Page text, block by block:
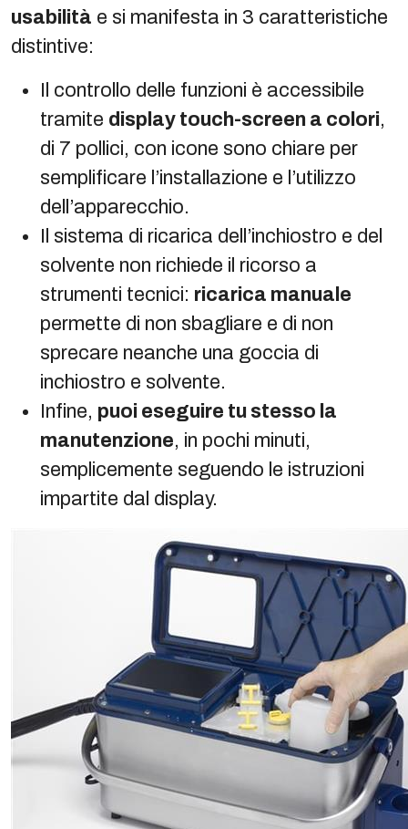
usabilità e si manifesta in 3 caratteristiche
distintive:
Il controllo delle funzioni è accessibile
tramite display touch-screen a colori,
di 7 pollici, con icone sono chiare per
semplificare l’installazione e l’utilizzo
dell’apparecchio.
Il sistema di ricarica dell’inchiostro e del
solvente non richiede il ricorso a
strumenti tecnici: ricarica manuale
permette di non sbagliare e di non
sprecare neanche una goccia di
inchiostro e solvente.
Infine, puoi eseguire tu stesso la
manutenzione, in pochi minuti,
semplicemente seguendo le istruzioni
impartite dal display.